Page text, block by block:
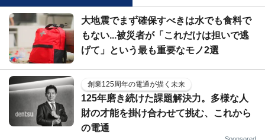
大地震でまず確保すべきは水でも食料で
もない...被災者が「これだけは担いで逃
げて」という最も重要なモノ2選
創業125周年の電通が描く未来
125年磨き続けた課題解決力。多様な人
財の才能を掛け合わせて挑む、これから
の電通
Sponsored